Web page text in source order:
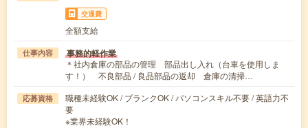
交通費
全額支給
仕事内容 事務的軽作業
＊社内倉庫の部品の管理 部品出し入れ（台車を使用しま
す！） 不良部品 / 良品部品の返却 倉庫の清掃…
応募資格
職種未経験OK / ブランクOK / パソコンスキル不要 / 英語力不
要
※業界未経験OK！